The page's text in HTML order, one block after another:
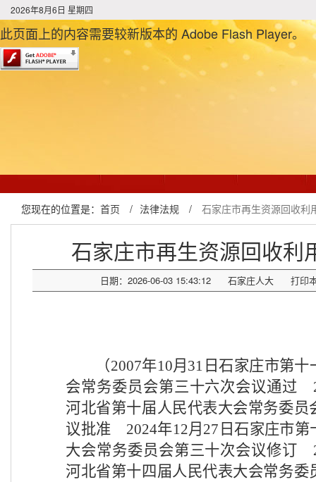
2026年8月6日 星期四
此页面上的内容需要较新版本的 Adobe Flash Player。
您现在的位置是： 首页 / 法律法规 / 石家庄市再生资源回收利
石家庄市再生资源回收利
日期：2026-06-03 15:43:12 石家庄人大 打印
（2007年10月 31 日石家庄市第
会常务委员会第三十六次会议通过
河北省第十届人民代表大会常务委员
议批准 2024年12月 27 日石家庄市
大会常务委员会第三十次会议修订
河北省第十四届人民代表大会常务委